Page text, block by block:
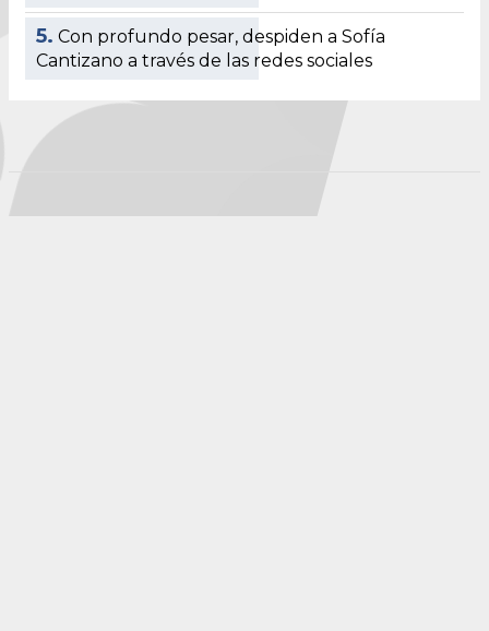
5. Con profundo pesar, despiden a Sofía
Cantizano a través de las redes sociales